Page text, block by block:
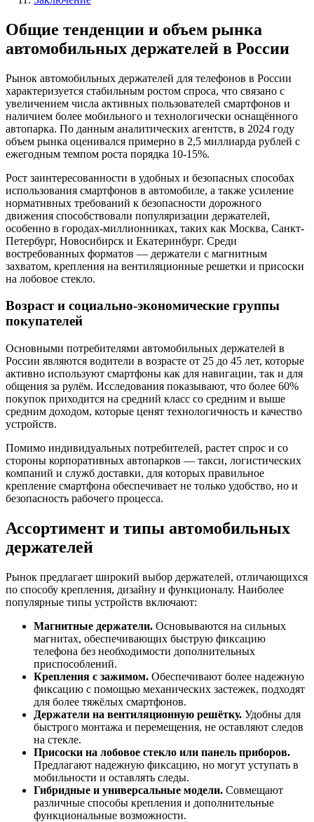
Общие тенденции и объем рынка
автомобильных держателей в России
Рынок автомобильных держателей для телефонов в России
характеризуется стабильным ростом спроса, что связано с
увеличением числа активных пользователей смартфонов и
наличием более мобильного и технологически оснащённого
автопарка. По данным аналитических агентств, в 2024 году
объем рынка оценивался примерно в 2,5 миллиарда рублей с
ежегодным темпом роста порядка 10-15%.
Рост заинтересованности в удобных и безопасных способах
использования смартфонов в автомобиле, а также усиление
нормативных требований к безопасности дорожного
движения способствовали популяризации держателей,
особенно в городах-миллионниках, таких как Москва, Санкт-
Петербург, Новосибирск и Екатеринбург. Среди
востребованных форматов — держатели с магнитным
захватом, крепления на вентиляционные решетки и присоски
на лобовое стекло.
Возраст и социально-экономические группы
покупателей
Основными потребителями автомобильных держателей в
России являются водители в возрасте от 25 до 45 лет, которые
активно используют смартфоны как для навигации, так и для
общения за рулём. Исследования показывают, что более 60%
покупок приходится на средний класс со средним и выше
средним доходом, которые ценят технологичность и качество
устройств.
Помимо индивидуальных потребителей, растет спрос и со
стороны корпоративных автопарков — такси, логистических
компаний и служб доставки, для которых правильное
крепление смартфона обеспечивает не только удобство, но и
безопасность рабочего процесса.
Ассортимент и типы автомобильных
держателей
Рынок предлагает широкий выбор держателей, отличающихся
по способу крепления, дизайну и функционалу. Наиболее
популярные типы устройств включают:
Магнитные держатели. Основываются на сильных
магнитах, обеспечивающих быструю фиксацию
телефона без необходимости дополнительных
приспособлений.
Крепления с зажимом. Обеспечивают более надежную
фиксацию с помощью механических застежек, подходят
для более тяжёлых смартфонов.
Держатели на вентиляционную решётку. Удобны для
быстрого монтажа и перемещения, не оставляют следов
на стекле.
Присоски на лобовое стекло или панель приборов.
Предлагают надежную фиксацию, но могут уступать в
мобильности и оставлять следы.
Гибридные и универсальные модели. Совмещают
различные способы крепления и дополнительные
функциональные возможности.